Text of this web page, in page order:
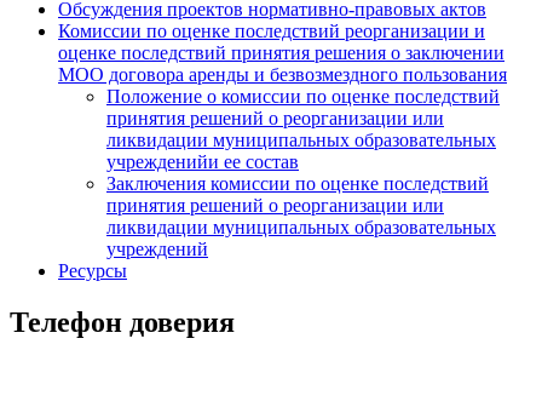
Обсуждения проектов нормативно-правовых актов
Комиссии по оценке последствий реорганизации и
оценке последствий принятия решения о заключении
МОО договора аренды и безвозмездного пользования
Положение о комиссии по оценке последствий
принятия решений о реорганизации или
ликвидации муниципальных образовательных
учрежденийи ее состав
Заключения комиссии по оценке последствий
принятия решений о реорганизации или
ликвидации муниципальных образовательных
учреждений
Ресурсы
Телефон доверия